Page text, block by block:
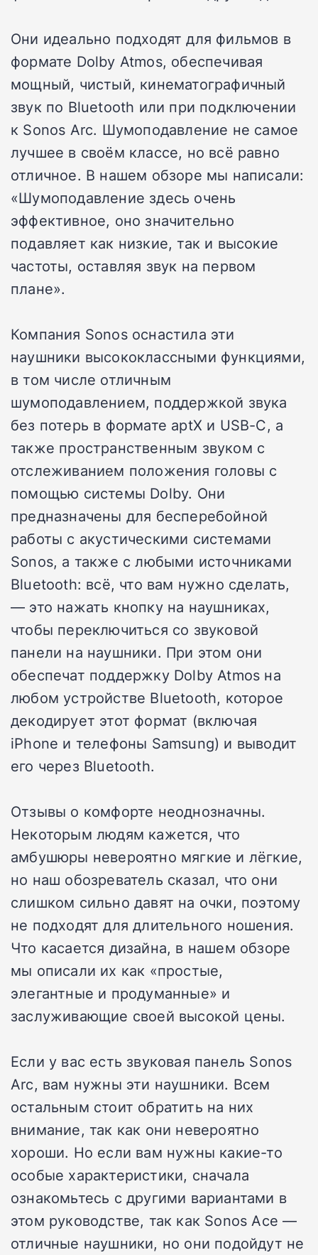
Они идеально подходят для фильмов в
формате Dolby Atmos, обеспечивая
мощный, чистый, кинематографичный
звук по Bluetooth или при подключении
к Sonos Arc. Шумоподавление не самое
лучшее в своём классе, но всё равно
отличное. В нашем обзоре мы написали:
«Шумоподавление здесь очень
эффективное, оно значительно
подавляет как низкие, так и высокие
частоты, оставляя звук на первом
плане».
Компания Sonos оснастила эти
наушники высококлассными функциями,
в том числе отличным
шумоподавлением, поддержкой звука
без потерь в формате aptX и USB-C, а
также пространственным звуком с
отслеживанием положения головы с
помощью системы Dolby. Они
предназначены для бесперебойной
работы с акустическими системами
Sonos, а также с любыми источниками
Bluetooth: всё, что вам нужно сделать,
— это нажать кнопку на наушниках,
чтобы переключиться со звуковой
панели на наушники. При этом они
обеспечат поддержку Dolby Atmos на
любом устройстве Bluetooth, которое
декодирует этот формат (включая
iPhone и телефоны Samsung) и выводит
его через Bluetooth.
Отзывы о комфорте неоднозначны.
Некоторым людям кажется, что
амбушюры невероятно мягкие и лёгкие,
но наш обозреватель сказал, что они
слишком сильно давят на очки, поэтому
не подходят для длительного ношения.
Что касается дизайна, в нашем обзоре
мы описали их как «простые,
элегантные и продуманные» и
заслуживающие своей высокой цены.
Если у вас есть звуковая панель Sonos
Arc, вам нужны эти наушники. Всем
остальным стоит обратить на них
внимание, так как они невероятно
хороши. Но если вам нужны какие-то
особые характеристики, сначала
ознакомьтесь с другими вариантами в
этом руководстве, так как Sonos Ace —
отличные наушники, но они подойдут не